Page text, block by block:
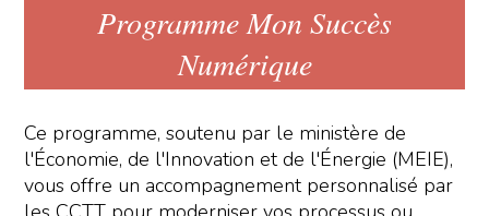
Programme Mon Succès
Numérique
Ce programme, soutenu par le ministère de
l'Économie, de l'Innovation et de l'Énergie (MEIE),
vous offre un accompagnement personnalisé par